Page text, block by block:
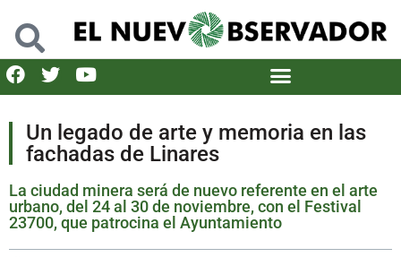
Un legado de arte y memoria en las
fachadas de Linares
La ciudad minera será de nuevo referente en el arte
urbano, del 24 al 30 de noviembre, con el Festival
23700, que patrocina el Ayuntamiento